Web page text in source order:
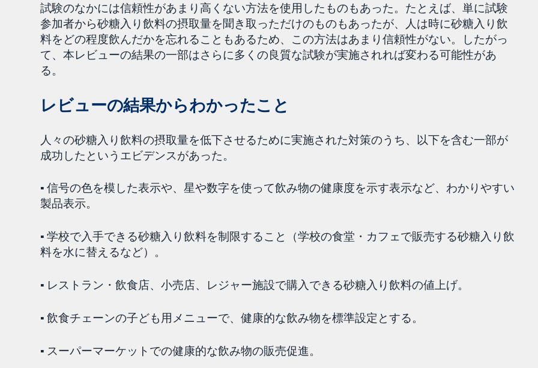
試験のなかには信頼性があまり高くない方法を使用したものもあった。たとえば、単に試験
参加者から砂糖入り飲料の摂取量を聞き取っただけのものもあったが、人は時に砂糖入り飲
料をどの程度飲んだかを忘れることもあるため、この方法はあまり信頼性がない。したがっ
て、本レビューの結果の一部はさらに多くの良質な試験が実施されれば変わる可能性があ
る。
レビューの結果からわかったこと
人々の砂糖入り飲料の摂取量を低下させるために実施された対策のうち、以下を含む一部が
成功したというエビデンスがあった。
▪ 信号の色を模した表示や、星や数字を使って飲み物の健康度を示す表示など、わかりやすい
製品表示。
▪ 学校で入手できる砂糖入り飲料を制限すること（学校の食堂・カフェで販売する砂糖入り飲
料を水に替えるなど）。
▪ レストラン・飲食店、小売店、レジャー施設で購入できる砂糖入り飲料の値上げ。
▪ 飲食チェーンの子ども用メニューで、健康的な飲み物を標準設定とする。
▪ スーパーマーケットでの健康的な飲み物の販売促進。